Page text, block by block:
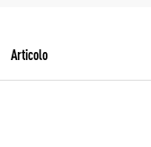
Articolo